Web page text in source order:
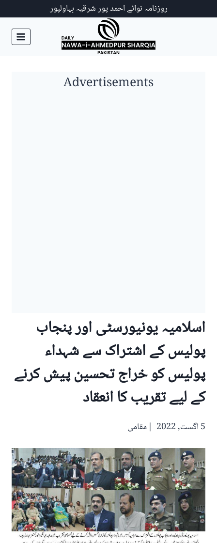
روزنامہ نوائے احمد پور شرقیہ بہاولپور
Advertisements
اسلامیہ یونیورسٹی اور پنجاب
پولیس کے اشتراک سے شہداء
پولیس کو خراج تحسین پیش کرنے
کے لیے تقریب کا انعقاد
5 اگست, 2022 مقامی